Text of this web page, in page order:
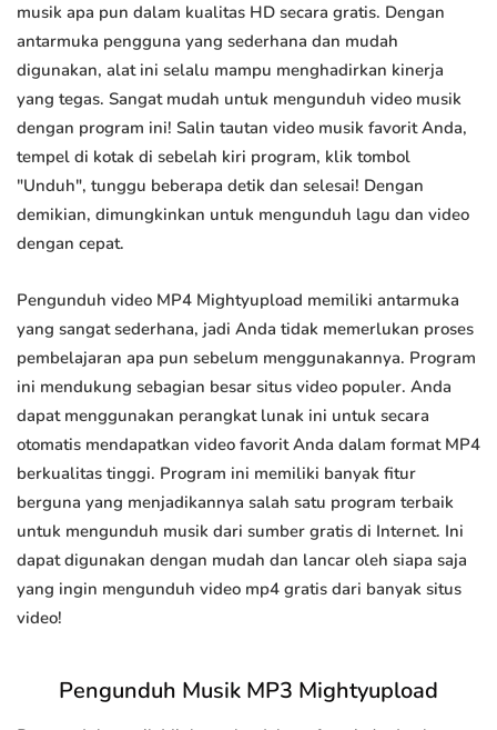
musik apa pun dalam kualitas HD secara gratis. Dengan
antarmuka pengguna yang sederhana dan mudah
digunakan, alat ini selalu mampu menghadirkan kinerja
yang tegas. Sangat mudah untuk mengunduh video musik
dengan program ini! Salin tautan video musik favorit Anda,
tempel di kotak di sebelah kiri program, klik tombol
"Unduh", tunggu beberapa detik dan selesai! Dengan
demikian, dimungkinkan untuk mengunduh lagu dan video
dengan cepat.
Pengunduh video MP4 Mightyupload memiliki antarmuka
yang sangat sederhana, jadi Anda tidak memerlukan proses
pembelajaran apa pun sebelum menggunakannya. Program
ini mendukung sebagian besar situs video populer. Anda
dapat menggunakan perangkat lunak ini untuk secara
otomatis mendapatkan video favorit Anda dalam format MP4
berkualitas tinggi. Program ini memiliki banyak fitur
berguna yang menjadikannya salah satu program terbaik
untuk mengunduh musik dari sumber gratis di Internet. Ini
dapat digunakan dengan mudah dan lancar oleh siapa saja
yang ingin mengunduh video mp4 gratis dari banyak situs
video!
Pengunduh Musik MP3 Mightyupload